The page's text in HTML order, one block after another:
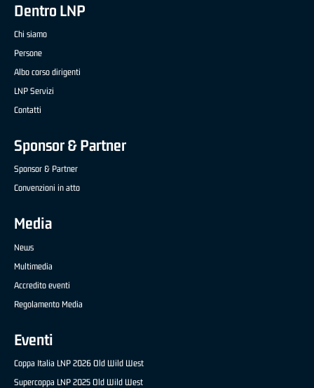
Dentro LNP
Chi siamo
Persone
Albo corso dirigenti
LNP Servizi
Contatti
Sponsor & Partner
Sponsor & Partner
Convenzioni in atto
Media
News
Multimedia
Accredito eventi
Regolamento Media
Eventi
Coppa Italia LNP 2026 Old Wild West
Supercoppa LNP 2025 Old Wild West